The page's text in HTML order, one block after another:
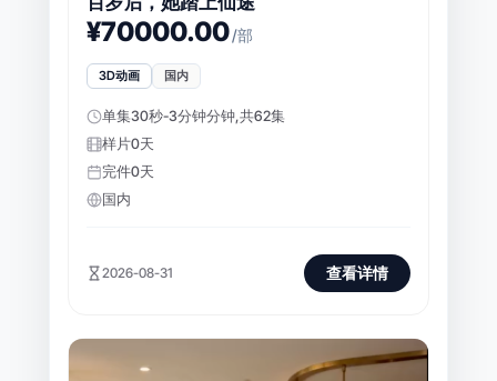
¥70000.00/部
3D动画 国内
单集30秒-3分钟分钟,共62集
样片0天
完件0天
国内
2026-08-31 查看详情